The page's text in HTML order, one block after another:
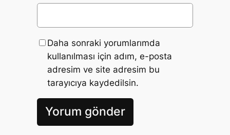
Daha sonraki yorumlarımda
kullanılması için adım, e-posta
adresim ve site adresim bu
tarayıcıya kaydedilsin.